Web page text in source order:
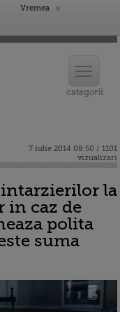
Vremea
7 iulie 2014 08:50 / 1101
vizualizari
la
in caz de
polita
suma